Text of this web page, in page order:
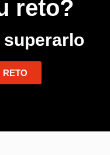
reto?
superarlo
RETO